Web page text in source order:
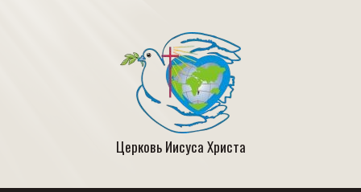
Церковь Иисуса Христа